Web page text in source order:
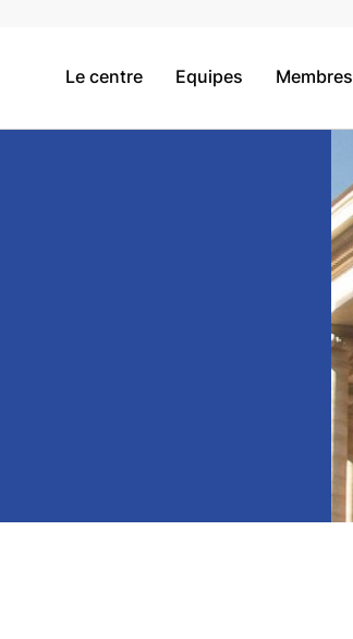
Le centre Equipes Membres